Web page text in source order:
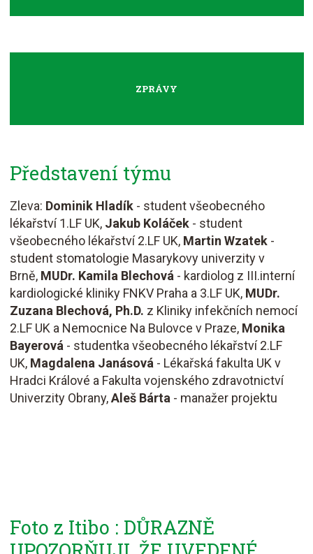
ZPRÁVY
Představení týmu
Zleva: Dominik Hladík- student všeobecného
lékařství 1.LF UK, Jakub Koláček- student
všeobecného lékařství 2.LF UK, Martin Wzatek-
student stomatologie Masarykovy univerzity v
Brně, MUDr. Kamila Blechová - kardiolog z III.interní
kardiologické kliniky FNKV Praha a 3.LF UK, MUDr.
Zuzana Blechová, Ph.D. z Kliniky infekčních nemocí
2.LF UK a Nemocnice Na Bulovce v Praze, Monika
Bayerová - studentka všeobecného lékařství 2.LF
UK, Magdalena Janásová - Lékařská fakulta UK v
Hradci Králové a Fakulta vojenského zdravotnictví
Univerzity Obrany,Aleš Bárta - manažer projektu
Foto z Itibo : DŮRAZNĚ